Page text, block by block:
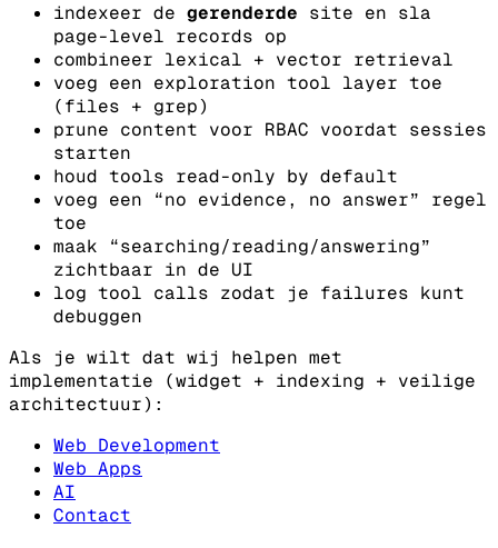
indexeer de gerenderde site en sla
page-level records op
combineer lexical + vector retrieval
voeg een exploration tool layer toe
(files + grep)
prune content voor RBAC voordat sessies
starten
houd tools read-only by default
voeg een “no evidence, no answer” regel
toe
maak “searching/reading/answering”
zichtbaar in de UI
log tool calls zodat je failures kunt
debuggen
Als je wilt dat wij helpen met
implementatie (widget + indexing + veilige
architectuur):
Web Development
Web Apps
AI
Contact